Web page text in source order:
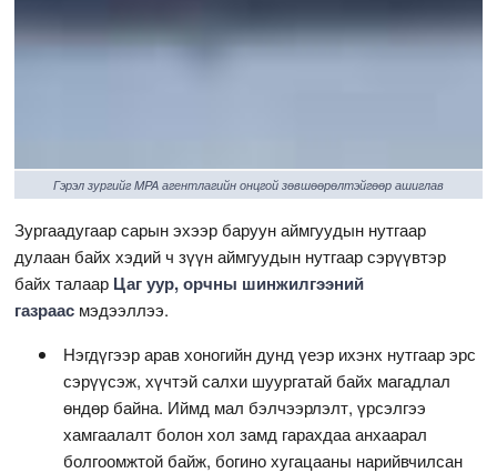
Гэрэл зургийг MPA агентлагийн онцгой зөвшөөрөлтэйгөөр ашиглав
Зургаадугаар сарын эхээр баруун аймгуудын нутгаар
дулаан байх хэдий ч зүүн аймгуудын нутгаар сэрүүвтэр
байх талаар Цаг уур, орчны шинжилгээний
газраас мэдээллээ.
Нэгдүгээр арав хоногийн дунд үеэр ихэнх нутгаар эрс
сэрүүсэж, хүчтэй салхи шуургатай байх магадлал
өндөр байна. Иймд мал бэлчээрлэлт, үрсэлгээ
хамгаалалт болон хол замд гарахдаа анхаарал
болгоомжтой байж, богино хугацааны нарийвчилсан